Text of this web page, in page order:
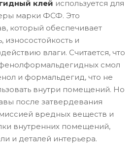
клей используется для
марки ФСФ. Это
который обеспечивает
износостойкость и
влаги. Считается, что
смол
и формальдегид, что не
внутри помещений. Но
после затвердевания
вредных веществ и
внутренних помещений,
и деталей интерьера.